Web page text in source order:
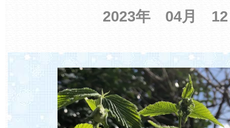
2023年 04月